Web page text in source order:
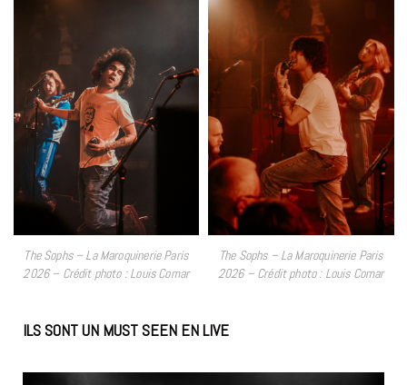
The Sophs – La Maroquinerie Paris
2026 – Crédit photo : Louis Comar
The Sophs – La Maroquinerie Paris
2026 – Crédit photo : Louis Comar
ILS SONT UN MUST SEEN EN LIVE